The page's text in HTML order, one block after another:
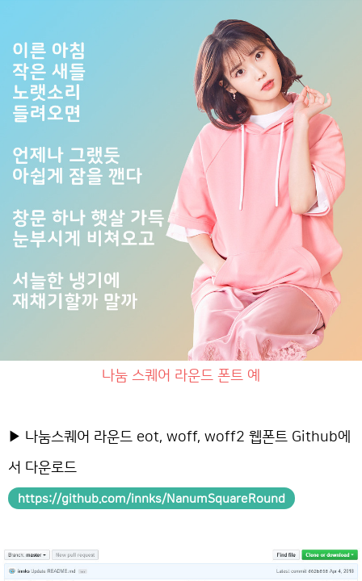
나눔 스퀘어 라운드 폰트 예
▶ 나눔스퀘어 라운드 eot, woff, woff2 웹폰트 Github에
서 다운로드
https://github.com/innks/NanumSquareRound